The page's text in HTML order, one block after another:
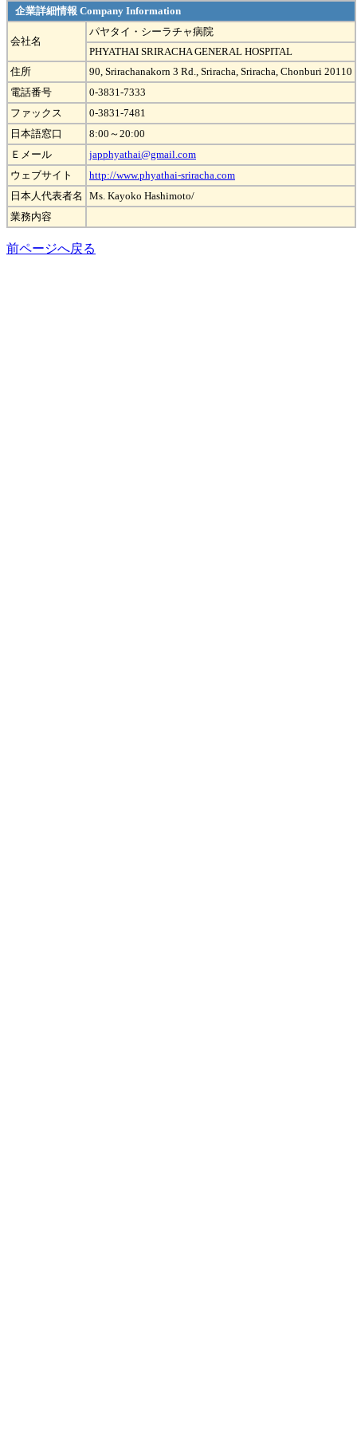
企業詳細情報 Company Information
会社名
パヤタイ・シーラチャ病院
PHYATHAI SRIRACHA GENERAL HOSPITAL
住所
90, Srirachanakorn 3 Rd., Sriracha, Sriracha, Chonburi 20110
電話番号
0-3831-7333
ファックス
0-3831-7481
日本語窓口
8:00～20:00
Ｅメール
japphyathai@gmail.com
ウェブサイト
http://www.phyathai-sriracha.com
日本人代表者名
Ms. Kayoko Hashimoto/
業務内容
前ページへ戻る